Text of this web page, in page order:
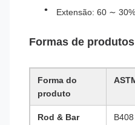
Extensão: 60 ∼ 30%
Formas de
Forma do
produto
Rod & Bar B408